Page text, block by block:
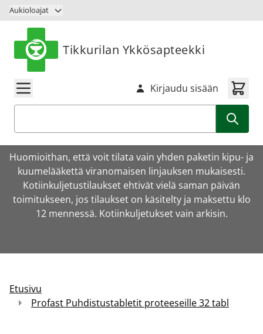
Siirry sisältöön
Aukioloajat
Tikkurilan Ykkösapteekki
Kirjaudu sisään
Huomioithan, että voit tilata vain yhden paketin kipu- ja
kuumelääkettä viranomaisen linjauksen mukaisesti.
Kotiinkuljetustilaukset ehtivät vielä saman päivän
toimitukseen, jos tilaukset on käsitelty ja maksettu klo
12 mennessä. Kotiinkuljetukset vain arkisin.
Etusivu
Profast Puhdistustabletit proteeseille 32 tabl